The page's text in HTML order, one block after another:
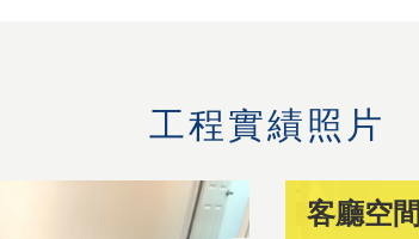
工程實績照片
客廳空間